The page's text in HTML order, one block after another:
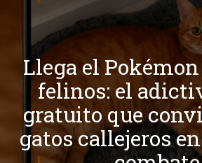
Llega el Pokémon
felinos: el
gratuito que
gatos callejeros